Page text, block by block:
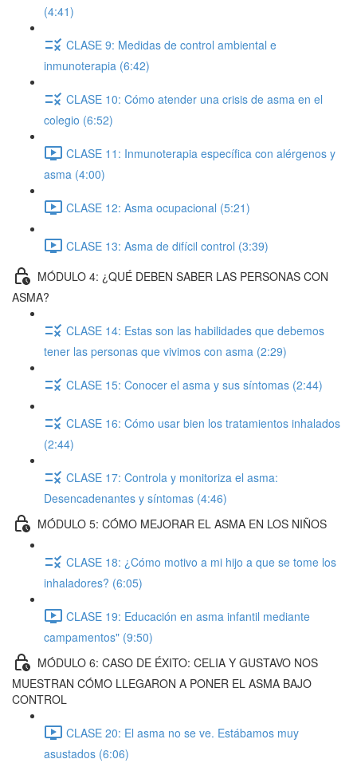
(4:41)
CLASE 9: Medidas de control ambiental e
inmunoterapia (6:42)
CLASE 10: Cómo atender una crisis de asma en el
colegio (6:52)
CLASE 11: Inmunoterapia específica con alérgenos y
asma (4:00)
CLASE 12: Asma ocupacional (5:21)
CLASE 13: Asma de difícil control (3:39)
MÓDULO 4: ¿QUÉ DEBEN SABER LAS PERSONAS CON
ASMA?
CLASE 14: Estas son las habilidades que debemos
tener las personas que vivimos con asma (2:29)
CLASE 15: Conocer el asma y sus síntomas (2:44)
CLASE 16: Cómo usar bien los tratamientos inhalados
(2:44)
CLASE 17: Controla y monitoriza el asma:
Desencadenantes y síntomas (4:46)
MÓDULO 5: CÓMO MEJORAR EL ASMA EN LOS NIÑOS
CLASE 18: ¿Cómo motivo a mi hijo a que se tome los
inhaladores? (6:05)
CLASE 19: Educación en asma infantil mediante
campamentos" (9:50)
MÓDULO 6: CASO DE ÉXITO: CELIA Y GUSTAVO NOS
MUESTRAN CÓMO LLEGARON A PONER EL ASMA BAJO
CONTROL
CLASE 20: El asma no se ve. Estábamos muy
asustados (6:06)